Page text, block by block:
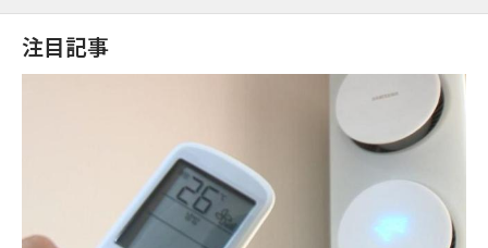
注目記事